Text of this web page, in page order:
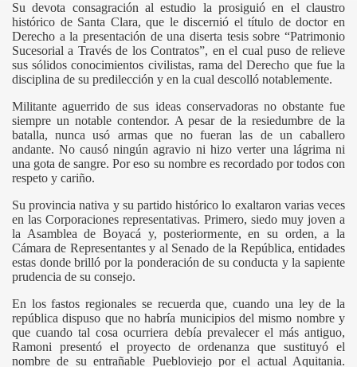
Su devota consagración al estudio la prosiguió en el claustro
histórico de Santa Clara, que le discernió el título de doctor en
Derecho a la presentación de una diserta tesis sobre “Patrimonio
Sucesorial a Través de los Contratos”, en el cual puso de relieve
sus sólidos conocimientos civilistas, rama del Derecho que fue la
disciplina de su predilección y en la cual descolló notablemente.
Militante aguerrido de sus ideas conservadoras no obstante fue
siempre un notable contendor. A pesar de la resiedumbre de la
batalla, nunca usó armas que no fueran las de un caballero
andante. No causó ningún agravio ni hizo verter una lágrima ni
una gota de sangre. Por eso su nombre es recordado por todos con
respeto y cariño.
Su provincia nativa y su partido histórico lo exaltaron varias veces
en las Corporaciones representativas. Primero, siedo muy joven a
la Asamblea de Boyacá y, posteriormente, en su orden, a la
Cámara de Representantes y al Senado de la República, entidades
estas donde brilló por la ponderación de su conducta y la sapiente
prudencia de su consejo.
En los fastos regionales se recuerda que, cuando una ley de la
república dispuso que no habría municipios del mismo nombre y
que cuando tal cosa ocurriera debía prevalecer el más antiguo,
Ramoni presentó el proyecto de ordenanza que sustituyó el
nombre de su entrañable Puebloviejo por el actual Aquitania.